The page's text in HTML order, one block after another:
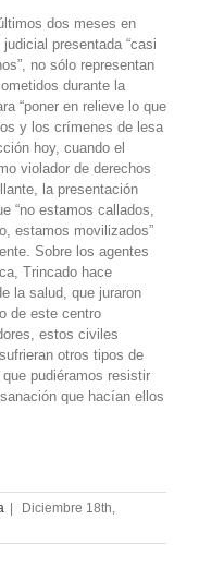
dos meses en
presentada “casi
no sólo representan
durante la
“poner en relieve lo que
y los crímenes de lesa
hoy, cuando el
violador de derechos
la presentación
“no estamos callados,
estamos movilizados”
Sobre los agentes
Trincado hace
la salud, que juraron
de este centro
estos civiles
otros tipos de
pudiéramos resistir
que hacían ellos
|
Diciembre 18th,